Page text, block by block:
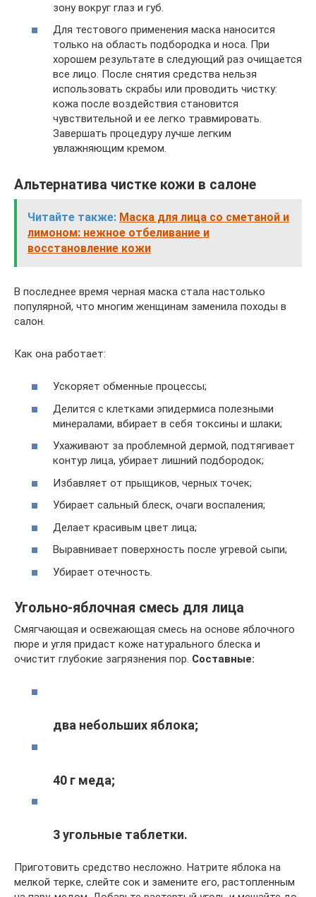
зону вокруг глаз и губ.
Для тестового применения маска наносится
только на область подбородка и носа. При
хорошем результате в следующий раз очищается
все лицо. После снятия средства нельзя
использовать скрабы или проводить чистку:
кожа после воздействия становится
чувствительной и ее легко травмировать.
Завершать процедуру лучше легким
увлажняющим кремом.
Альтернатива чистке кожи в салоне
Читайте также: Маска для лица со сметаной и
лимоном: нежное отбеливание и
восстановление кожи
В последнее время черная маска стала настолько
популярной, что многим женщинам заменила походы в
салон.
Как она работает:
Ускоряет обменные процессы;
Делится с клетками эпидермиса полезными
минералами, вбирает в себя токсины и шлаки;
Ухаживают за проблемной дермой, подтягивает
контур лица, убирает лишний подбородок;
Избавляет от прыщиков, черных точек;
Убирает сальный блеск, очаги воспаления;
Делает красивым цвет лица;
Выравнивает поверхность после угревой сыпи;
Убирает отечность.
Угольно-яблочная смесь для лица
Смягчающая и освежающая смесь на основе яблочного
пюре и угля придаст коже натурального блеска и
очистит глубокие загрязнения пор. Составные:
два небольших яблока;
40 г меда;
3 угольные таблетки.
Приготовить средство несложно. Натрите яблока на
мелкой терке, слейте сок и замените его, растопленным